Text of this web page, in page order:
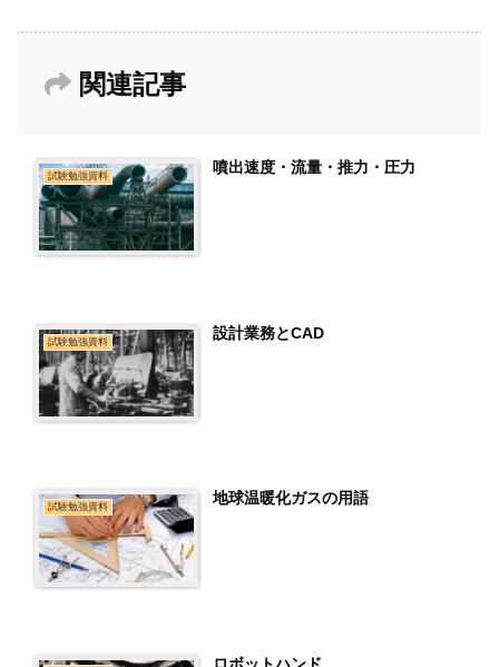
関連記事
試験勉強資料 噴出速度・流量・推力・圧力
試験勉強資料 設計業務とCAD
試験勉強資料 地球温暖化ガスの用語